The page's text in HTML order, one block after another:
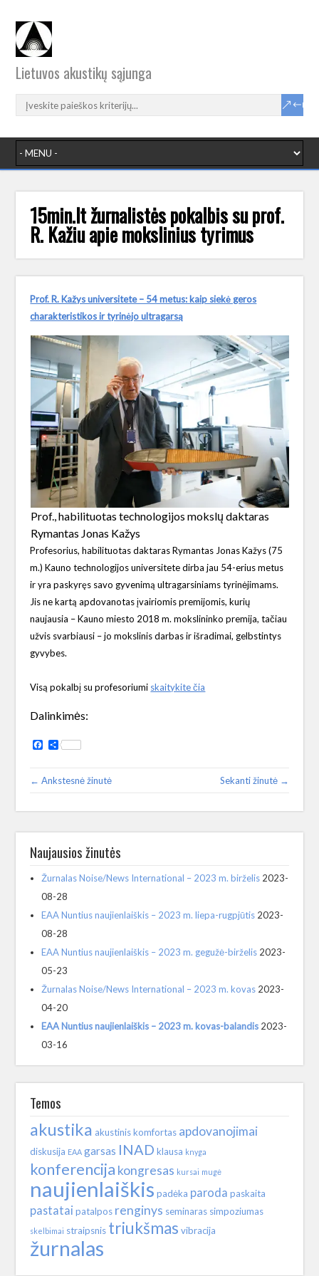
Lietuvos akustikų sąjunga
15min.lt žurnalistės pokalbis su prof.
R. Kažiu apie mokslinius tyrimus
Prof. R. Kažys universitete – 54 metus: kaip siekė geros
charakteristikos ir tyrinėjo ultragarsą
Prof., habilituotas technologijos mokslų daktaras
Rymantas Jonas Kažys
Profesorius, habilituotas daktaras Rymantas Jonas Kažys (75
m.) Kauno technologijos universitete dirba jau 54-erius metus
ir yra paskyręs savo gyvenimą ultragarsiniams tyrinėjimams.
Jis ne kartą apdovanotas įvairiomis premijomis, kurių
naujausia – Kauno miesto 2018 m. mokslininko premija, tačiau
užvis svarbiausi – jo mokslinis darbas ir išradimai, gelbstintys
gyvybes.
Visą pokalbį su profesoriumi skaitykite čia
Dalinkimės:
Facebook
Share
← Ankstesnė žinutė Sekanti žinutė →
Naujausios žinutės
Žurnalas Noise/News International – 2023 m. birželis 2023-
08-28
EAA Nuntius naujienlaiškis – 2023 m. liepa-rugpjūtis 2023-
08-28
EAA Nuntius naujienlaiškis – 2023 m. gegužė-birželis 2023-
05-23
Žurnalas Noise/News International – 2023 m. kovas 2023-
04-20
EAA Nuntius naujienlaiškis – 2023 m. kovas-balandis 2023-
03-16
Temos
akustika akustinis komfortas apdovanojimai
diskusija EAA garsas INAD klausa knyga
konferencija kongresas kursai mugė
naujienlaiškis padėka paroda paskaita
pastatai patalpos renginys seminaras simpoziumas
skelbimai straipsnis triukšmas vibracija
žurnalas